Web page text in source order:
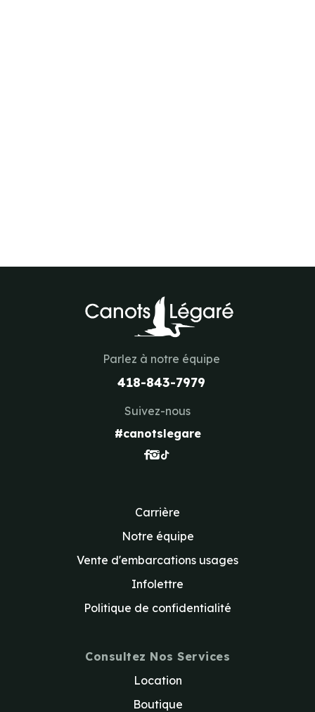
Parlez à notre équipe
418-843-7979
Suivez-nous
#canotslegare
Carrière
Notre équipe
Vente d'embarcations usages
Infolettre
Politique de confidentialité
Consultez Nos Services
Location
Boutique